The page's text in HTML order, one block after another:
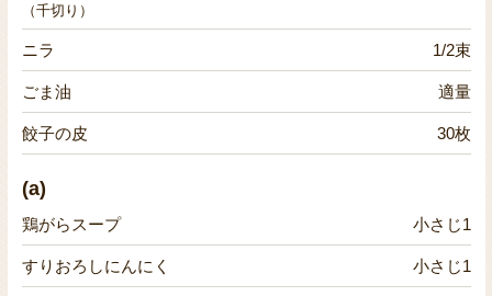
（千切り）
ニラ 1/2束
ごま油 適量
餃子の皮 30枚
(a)
鶏がらスープ 小さじ1
すりおろしにんにく 小さじ1